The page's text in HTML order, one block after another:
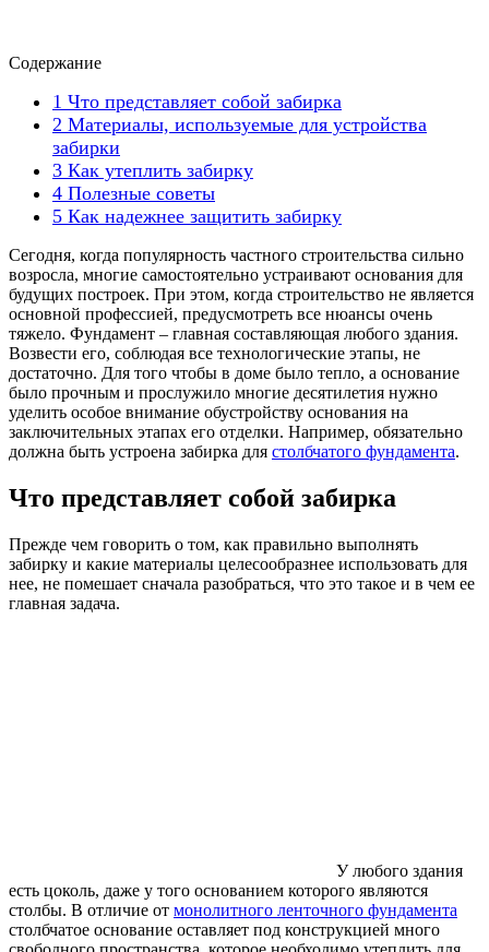
Содержание
1 Что представляет собой забирка
2 Материалы, используемые для устройства
забирки
3 Как утеплить забирку
4 Полезные советы
5 Как надежнее защитить забирку
Сегодня, когда популярность частного строительства сильно
возросла, многие самостоятельно устраивают основания для
будущих построек. При этом, когда строительство не является
основной профессией, предусмотреть все нюансы очень
тяжело. Фундамент – главная составляющая любого здания.
Возвести его, соблюдая все технологические этапы, не
достаточно. Для того чтобы в доме было тепло, а основание
было прочным и прослужило многие десятилетия нужно
уделить особое внимание обустройству основания на
заключительных этапах его отделки. Например, обязательно
должна быть устроена забирка для столбчатого фундамента.
Что представляет собой забирка
Прежде чем говорить о том, как правильно выполнять
забирку и какие материалы целесообразнее использовать для
нее, не помешает сначала разобраться, что это такое и в чем ее
главная задача.
У любого здания
есть цоколь, даже у того основанием которого являются
столбы. В отличие от монолитного ленточного фундамента
столбчатое основание оставляет под конструкцией много